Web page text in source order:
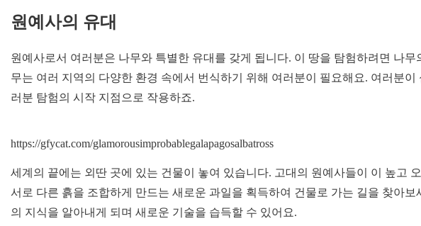
원예사의 유대
원예사로서 여러분은 나무와 특별한 유대를 갖게 됩니다. 이 땅을 탐험하려면 나
무는 여러 지역의 다양한 환경 속에서 번식하기 위해 여러분이 필요해요. 여러분이
러분 탐험의 시작 지점으로 작용하죠.
https://gfycat.com/glamorousimprobablegalapagosalbatross
세계의 끝에는 외딴 곳에 있는 건물이 놓여 있습니다. 고대의 원예사들이 이 높고
서로 다른 흙을 조합하게 만드는 새로운 과일을 획득하여 건물로 가는 길을 찾아보
의 지식을 알아내게 되며 새로운 기술을 습득할 수 있어요.